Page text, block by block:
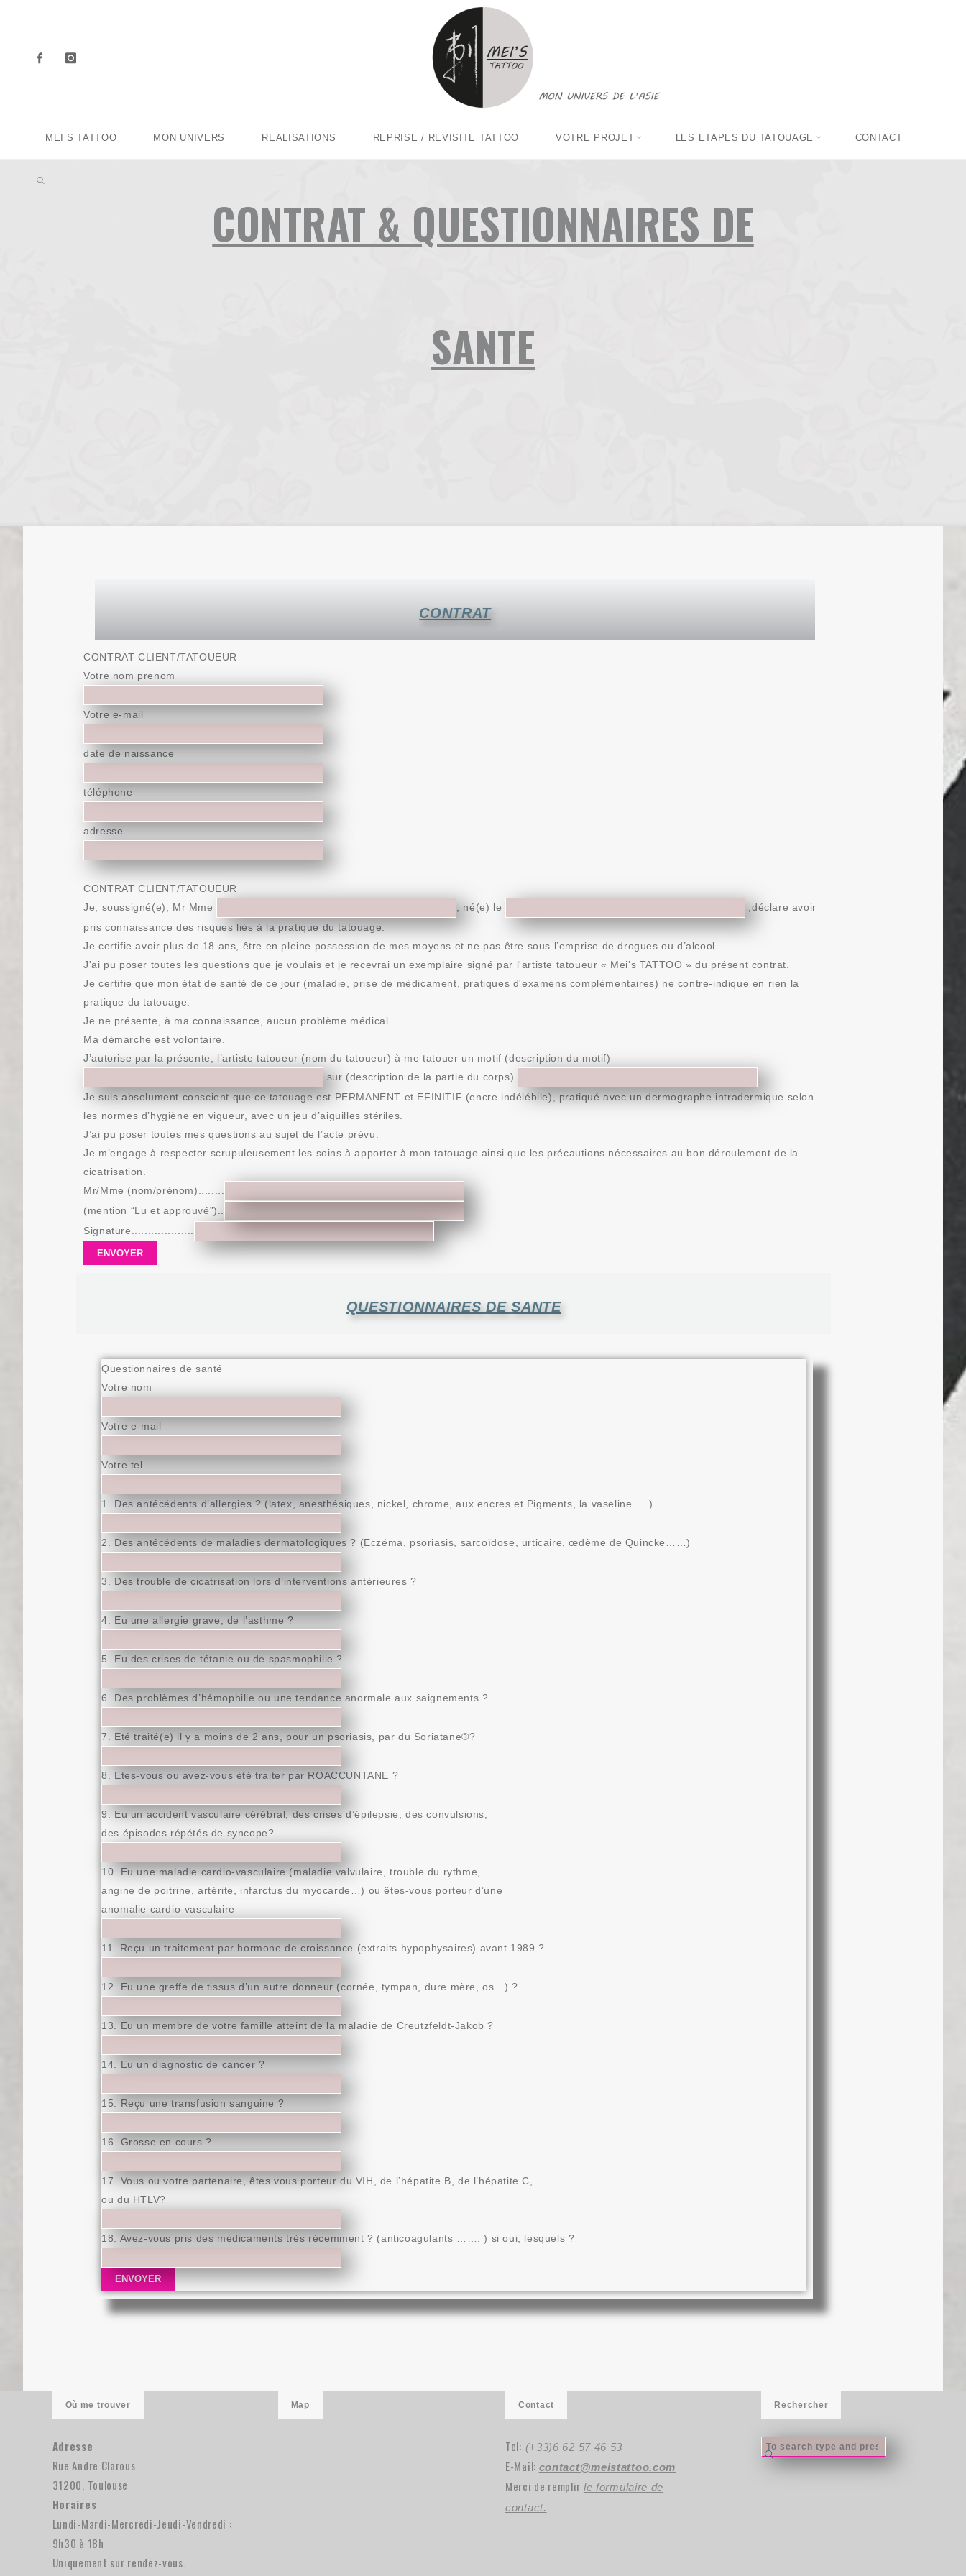
MEI'S
TATTOO
MON
L'ASIE
MEI’S TATTOO MON UNIVERS REALISATIONS REPRISE / REVISITE TATTOO VOTRE PROJET LES ETAPES DU TATOUAGE CONTACT
CONTRAT & QUESTIONNAIRES DE
SANTE
CONTRAT
CONTRAT CLIENT/TATOUEUR
Votre nom prenom
Votre e-mail
date de naissance
téléphone
adresse
CONTRAT CLIENT/TATOUEUR
Je, soussigné(e), Mr Mme
né(e) le
,déclare avoir
pris connaissance des risques liés à la pratique du tatouage.
Je certifie avoir plus de 18 ans, être en pleine possession de mes moyens et ne pas être sous l’emprise de drogues ou d’alcool.
J'ai pu poser toutes les questions que je voulais et je recevrai un exemplaire signé par l'artiste tatoueur « Mei’s TATTOO » du présent contrat.
Je certifie que mon état de santé de ce jour (maladie, prise de médicament, pratiques d'examens complémentaires) ne contre-indique en rien la
pratique du tatouage.
Je ne présente, à ma connaissance, aucun problème médical.
Ma démarche est volontaire.
J’autorise par la présente, l’artiste tatoueur (nom du tatoueur) à me tatouer un motif (description du motif)
sur (description de la partie du corps)
Je suis absolument conscient que ce tatouage est PERMANENT et EFINITIF (encre indélébile), pratiqué avec un dermographe intradermique selon
les normes d’hygiène en vigueur, avec un jeu d’aiguilles stériles.
J’ai pu poser toutes mes questions au sujet de l’acte prévu.
Je m’engage à respecter scrupuleusement les soins à apporter à mon tatouage ainsi que les précautions nécessaires au bon déroulement de la
cicatrisation.
Mr/Mme (nom/prénom)........
(mention “Lu et approuvé”)..
Signature...................
QUESTIONNAIRES DE SANTE
Questionnaires de santé
Votre nom
Votre e-mail
Votre tel
1. Des antécédents d’allergies ? (latex, anesthésiques, nickel, chrome, aux encres et Pigments, la vaseline ….)
2. Des antécédents de maladies dermatologiques ? (Eczéma, psoriasis, sarcoïdose, urticaire, œdème de Quincke……)
3. Des trouble de cicatrisation lors d’interventions antérieures ?
4. Eu une allergie grave, de l’asthme ?
5. Eu des crises de tétanie ou de spasmophilie ?
6. Des problèmes d’hémophilie ou une tendance anormale aux saignements ?
7. Eté traité(e) il y a moins de 2 ans, pour un psoriasis, par du Soriatane®?
8. Etes-vous ou avez-vous été traiter par ROACCUNTANE ?
9. Eu un accident vasculaire cérébral, des crises d’épilepsie, des convulsions,
des épisodes répétés de syncope?
10. Eu une maladie cardio-vasculaire (maladie valvulaire, trouble du rythme,
angine de poitrine, artérite, infarctus du myocarde…) ou êtes-vous porteur d’une
anomalie cardio-vasculaire
11. Reçu un traitement par hormone de croissance (extraits hypophysaires) avant 1989 ?
12. Eu une greffe de tissus d’un autre donneur (cornée, tympan, dure mère, os…) ?
13. Eu un membre de votre famille atteint de la maladie de Creutzfeldt-Jakob ?
14. Eu un diagnostic de cancer ?
15. Reçu une transfusion sanguine ?
16. Grosse en cours ?
17. Vous ou votre partenaire, êtes vous porteur du VIH, de l’hépatite B, de l’hépatite C,
ou du HTLV?
18. Avez-vous pris des médicaments très récemment ? (anticoagulants ……. ) si oui, lesquels ?
Où me trouver
Adresse
Rue Andre Clarous
31200, Toulouse
Horaires
Lundi-Mardi-Mercredi-Jeudi-Vendredi :
9h30 à 18h
Uniquement sur rendez-vous.
Map Contact
Tel: (+33)6 62 57 46 53
E-Mail: contact@meistattoo.com
Merci de remplir le formulaire de
contact.
Rechercher